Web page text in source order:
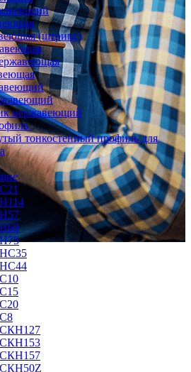
(штрипс)
нержавеющий
тонкостенный профиль для